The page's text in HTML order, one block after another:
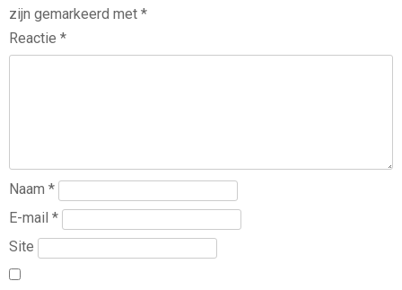
zijn gemarkeerd met *
Reactie *
Naam *
E-mail *
Site